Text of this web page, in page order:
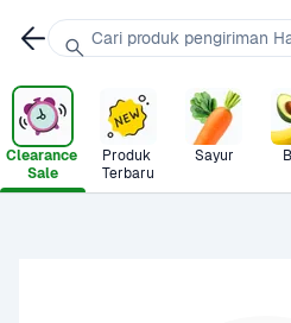
Clearance
Sale
Produk
Terbaru
Sayur
Cari produk pengiriman